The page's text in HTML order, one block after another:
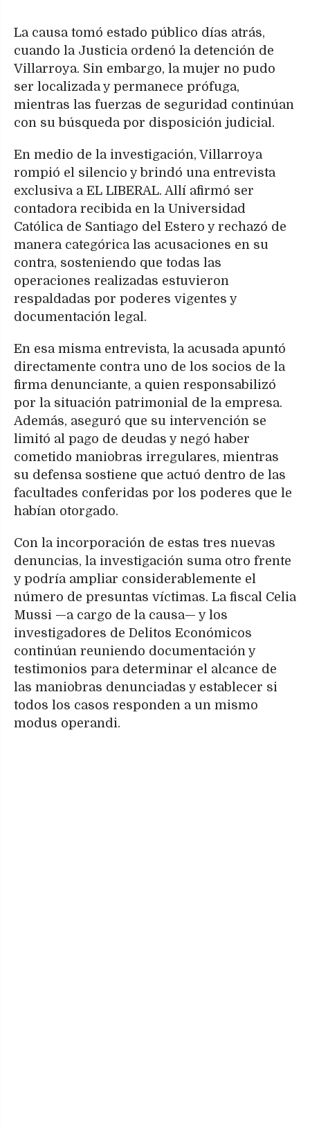
La causa tomó estado público días atrás,
cuando la Justicia ordenó la detención de
Villarroya. Sin embargo, la mujer no pudo
ser localizada y permanece prófuga,
mientras las fuerzas de seguridad continúan
con su búsqueda por disposición judicial.
En medio de la investigación, Villarroya
rompió el silencio y brindó una entrevista
exclusiva a EL LIBERAL. Allí afirmó ser
contadora recibida en la Universidad
Católica de Santiago del Estero y rechazó de
manera categórica las acusaciones en su
contra, sosteniendo que todas las
operaciones realizadas estuvieron
respaldadas por poderes vigentes y
documentación legal.
En esa misma entrevista, la acusada apuntó
directamente contra uno de los socios de la
firma denunciante, a quien responsabilizó
por la situación patrimonial de la empresa.
Además, aseguró que su intervención se
limitó al pago de deudas y negó haber
cometido maniobras irregulares, mientras
su defensa sostiene que actuó dentro de las
facultades conferidas por los poderes que le
habían otorgado.
Con la incorporación de estas tres nuevas
denuncias, la investigación suma otro frente
y podría ampliar considerablemente el
número de presuntas víctimas. La fiscal Celia
Mussi —a cargo de la causa— y los
investigadores de Delitos Económicos
continúan reuniendo documentación y
testimonios para determinar el alcance de
las maniobras denunciadas y establecer si
todos los casos responden a un mismo
modus operandi.